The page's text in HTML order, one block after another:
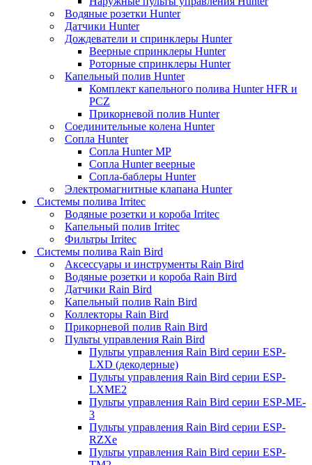
Водяные розетки Hunter
Датчики Hunter
Дождеватели и спринклеры Hunter
Веерные спринклеры Hunter
Роторные спринклеры Hunter
Капельный полив Hunter
Комплект капельного полива Hunter HFR и
PCZ
Прикорневой полив Hunter
Соединительные колена Hunter
Сопла Hunter
Сопла Hunter MP
Сопла Hunter веерные
Сопла-баблеры Hunter
Электромагнитные клапана Hunter
Системы полива Irritec
Водяные розетки и короба Irritec
Капельный полив Irritec
Фильтры Irritec
Системы полива Rain Bird
Аксессуары и инструменты Rain Bird
Водяные розетки и короба Rain Bird
Датчики Rain Bird
Капельный полив Rain Bird
Коллекторы Rain Bird
Прикорневой полив Rain Bird
Пульты управления Rain Bird
Пульты управления Rain Bird серии ESP-
LXD (декодерные)
Пульты управления Rain Bird серии ESP-
LXME2
Пульты управления Rain Bird серии ESP-ME-
3
Пульты управления Rain Bird серии ESP-
RZXe
Пульты управления Rain Bird серии ESP-